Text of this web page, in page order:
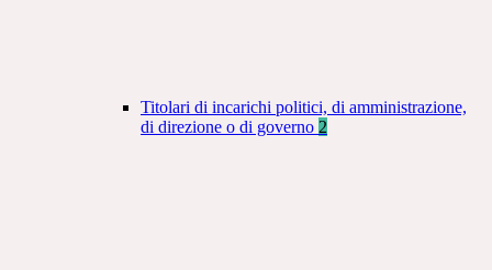
Titolari di incarichi politici, di amministrazione,
di direzione o di governo 2